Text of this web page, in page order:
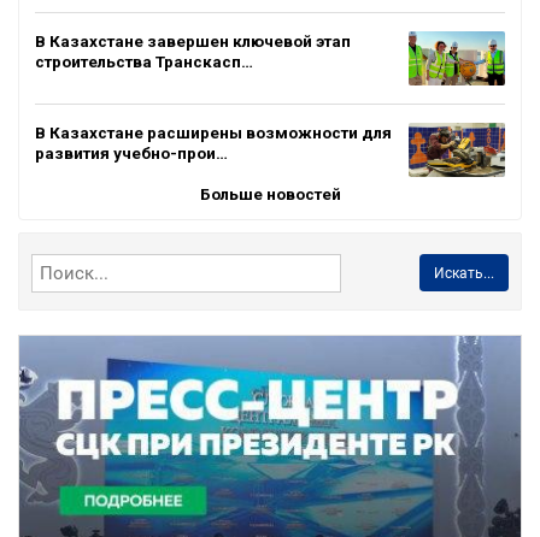
В Казахстане завершен ключевой этап
строительства Транскасп…
В Казахстане расширены возможности для
развития учебно-прои…
Больше новостей
Искать...